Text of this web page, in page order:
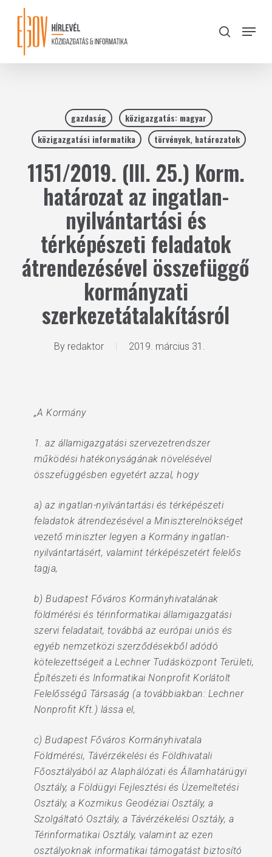
content
search
Menu
gazdaság
közigazgatás: magyar
közigazgatási informatika
törvények, határozatok
1151/2019. (III. 25.) Korm.
határozat az ingatlan-
nyilvántartási és
térképészeti feladatok
átrendezésével összefüggő
kormányzati
szerkezetátalakításról
By redaktor 2019. március 31.
„A Kormány
1. az államigazgatási szervezetrendszer
működési hatékonyságának növelésével
összefüggésben egyetért azzal, hogy
a) az ingatlan-nyilvántartási és térképészeti
feladatok átrendezésével a Miniszterelnökséget
vezető miniszter legyen a Kormány ingatlan-
nyilvántartásért, valamint térképészetért felelős
tagja,
b) Budapest Főváros Kormányhivatalának
földmérési és térinformatikai államigazgatási
szervi feladatait, továbbá az európai uniós és
egyéb nemzetközi szerződésekből adódó
kötelezettségeit a Lechner Tudásközpont Területi,
Építészeti és Informatikai Nonprofit Korlátolt
Felelősségű Társaság (a továbbiakban: Lechner
Nonprofit Kft.) lássa el,
c) Budapest Főváros Kormányhivatala
Földmérési, Távérzékelési és Földhivatali
Főosztályából az Alaphálózati és Államhatárügyi
Osztály, a Földügyi Fejlesztési és Üzemeltetési
Osztály, a Kozmikus Geodéziai Osztály, a
Szolgáltató Osztály, a Távérzékelési Osztály, a
Térinformatikai Osztály, valamint az ezen
osztályoknak informatikai támogatást biztosító
Close